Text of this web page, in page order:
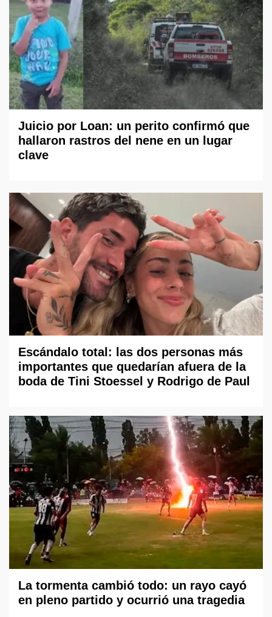
Juicio por Loan: un perito confirmó que
hallaron rastros del nene en un lugar
clave
Escándalo total: las dos personas más
importantes que quedarían afuera de la
boda de Tini Stoessel y Rodrigo de Paul
La tormenta cambió todo: un rayo cayó
en pleno partido y ocurrió una tragedia